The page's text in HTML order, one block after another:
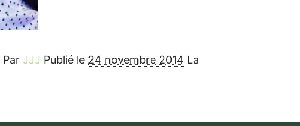
Par JJJ Publié le 24 novembre 2014 La